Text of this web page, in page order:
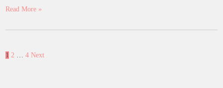
Read More »
Posts
1 2 … 4 Next